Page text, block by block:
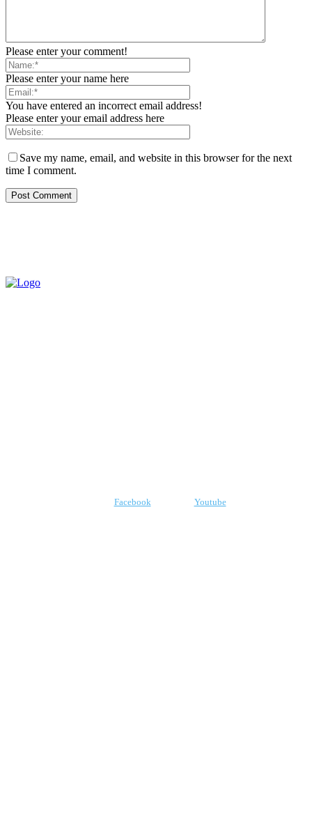
Please enter your comment!
Please enter your name here
You have entered an incorrect email address!
Please enter your email address here
Save my name, email, and website in this browser for the next
time I comment.
Facebook Youtube